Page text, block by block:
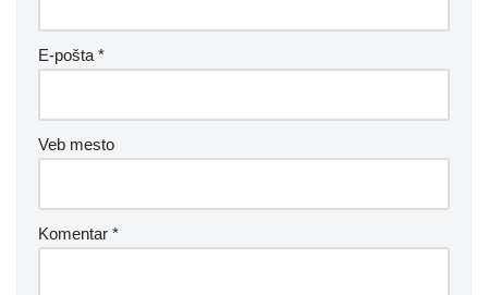
E-pošta *
Veb mesto
Komentar *